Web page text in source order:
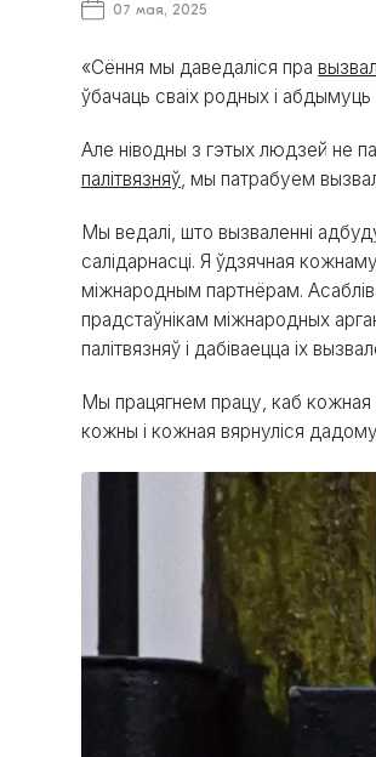
07 мая, 2025
«Сёння мы даведаліся пра
ўбачаць сваіх родных і абдымуць
Але ніводны з гэтых людзей не
палітвязняў, мы патрабуем
Мы ведалі, што вызваленні
салідарнасці. Я ўдзячная
міжнародным партнёрам.
прадстаўнікам міжнародных
палітвязняў і дабіваецца іх
Мы працягнем працу, каб кожная
кожны і кожная вярнуліся